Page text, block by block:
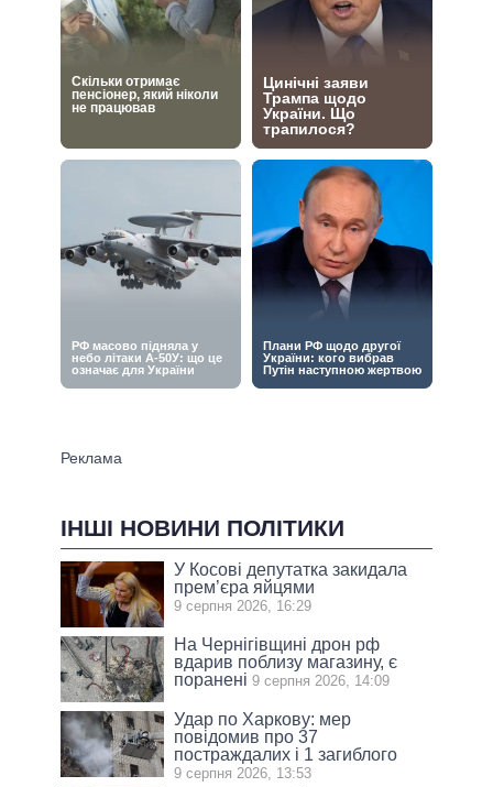
ІНШІ НОВИНИ ПОЛІТИКИ
У Косові депутатка закидала
прем’єра яйцями
9 серпня 2026, 16:29
На Чернігівщині дрон рф
вдарив поблизу магазину, є
поранені 9 серпня 2026, 14:09
Удар по Харкову: мер
повідомив про 37
постраждалих і 1 загиблого
9 серпня 2026, 13:53